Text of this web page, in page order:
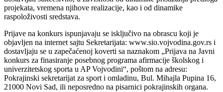
projekata, vremena njihove realizacije, kao i od dinamike
raspoloživosti sredstava.
Prijave na konkurs ispunjavaju se isključivo na obrascu koji je
objavljen na internet sajtu Sekretarijata: www.sio.vojvodina.gov.rs i
dostavljaju se u zapečaćenoj koverti sa naznakom „Prijava na Javni
konkurs za finasiranje posebnog programa afirmacije školskog i
univerzitetskog sporta u AP Vojvodini“, poštom na adresu:
Pokrajinski sekretarijat za sport i omladinu, Bul. Mihajla Pupina 16,
21000 Novi Sad, ili neposredno na pisarnici pokrajinskih organa.